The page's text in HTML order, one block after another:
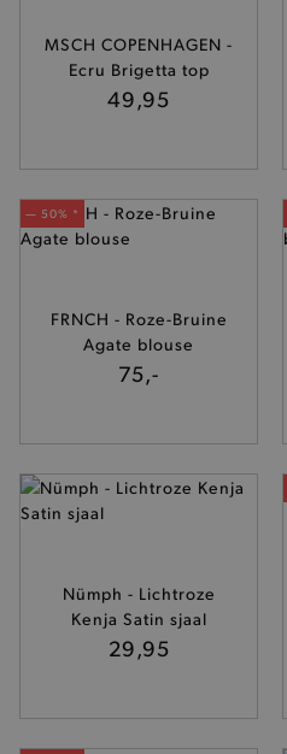
MSCH COPENHAGEN -
Ecru Brigetta top
49,95
— 50% *
FRNCH - Roze-Bruine
Agate blouse
75,-
Nümph - Lichtroze
Kenja Satin sjaal
29,95